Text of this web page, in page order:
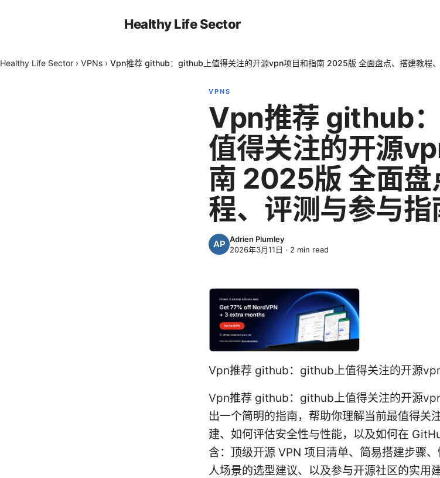
Healthy Life Sector
Healthy Life Sector › VPNs › Vpn推荐 github：github上值得关注的开源vpn项目和指南 2025版 全面盘点、搭建教程
VPNS
Vpn推荐 github
值得关注的开源
南 2025版 全面盘
程、评测与参与指
Adrien Plumley
2026年3月11日 · 2 min read
Vpn推荐 github：github上值得关注的开源
Vpn推荐 github：github上值得关注的开源
出一个简明的指南，帮助你理解当前最值得关
建、如何评估安全性与性能，以及如何在
含：顶级开源 VPN 项目清单、简易搭建步骤
人场景的选型建议、以及参与开源社区的实用